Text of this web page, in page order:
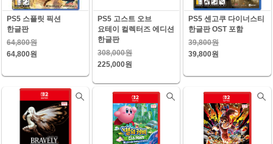
PS5 스플릿 픽션
한글판
64,800원
64,800원
PS5 고스트 오브
요테이 컬렉터즈 에디션
한글판
308,000원
225,000원
PS5 센고쿠 다이너스티
한글판 OST 포함
39,800원
39,800원